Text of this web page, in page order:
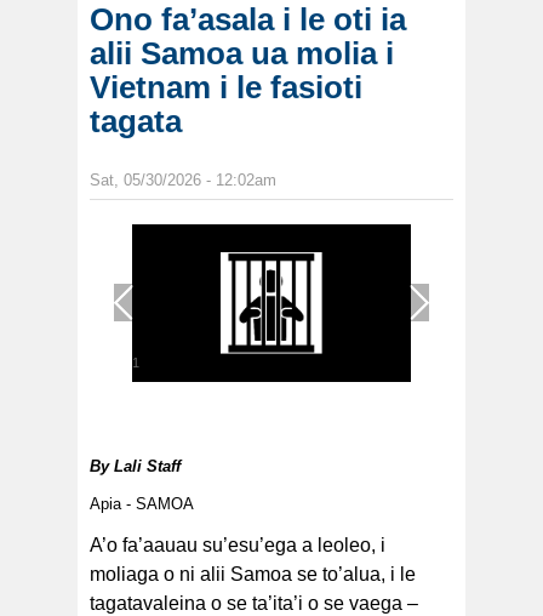
Ono fa’asala i le oti ia
alii Samoa ua molia i
Vietnam i le fasioti
tagata
Sat, 05/30/2026 - 12:02am
1
By Lali Staff
Apia - SAMOA
A’o fa’aauau su’esu’ega a leoleo, i
moliaga o ni alii Samoa se to’alua, i le
tagatavaleina o se ta’ita’i o se vaega –